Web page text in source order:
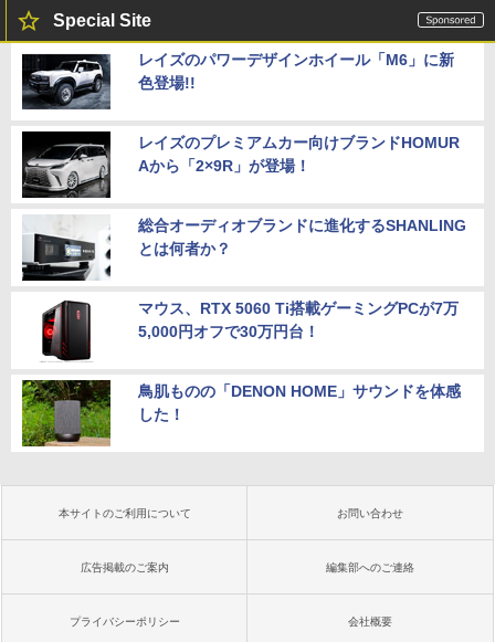
5
★レノボ / Lenovo ThinkCentre M70q
Tiny Gen 5 12TES7DK00 (Windows 11
ン】【送料無料】
HD 240Hz 1ms Fast IPSパネル HDMI2.0
×1 DP1.4×1 Adaptive Sync対応 フリッ
カーフリー ブルーライトカット モニター
ディスプレイ MAXZEN MGM25IC04-F2
40
Special Site
レイズのパワーデザインホイール「M6」に新
色登場!!
レイズのプレミアムカー向けブランドHOMUR
Aから「2×9R」が登場！
総合オーディオブランドに進化するSHANLING
とは何者か？
マウス、RTX 5060 Ti搭載ゲーミングPCが7万
5,000円オフで30万円台！
鳥肌ものの「DENON HOME」サウンドを体感
した！
本サイトのご利用について お問い合わせ
広告掲載のご案内 編集部へのご連絡
プライバシーポリシー 会社概要